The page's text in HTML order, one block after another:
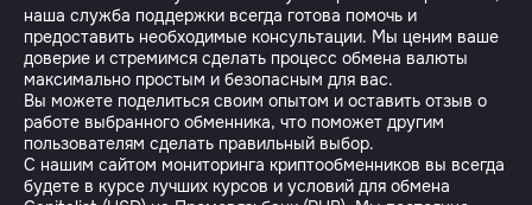
наша служба поддержки всегда готова помочь и
предоставить необходимые консультации. Мы ценим ваше
доверие и стремимся сделать процесс обмена валюты
максимально простым и безопасным для вас.
Вы можете поделиться своим опытом и оставить отзыв о
работе выбранного обменника, что поможет другим
пользователям сделать правильный выбор.
С нашим сайтом мониторинга криптообменников вы всегда
будете в курсе лучших курсов и условий для обмена